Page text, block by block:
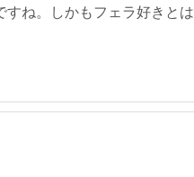
すね。しかもフェラ好きとは